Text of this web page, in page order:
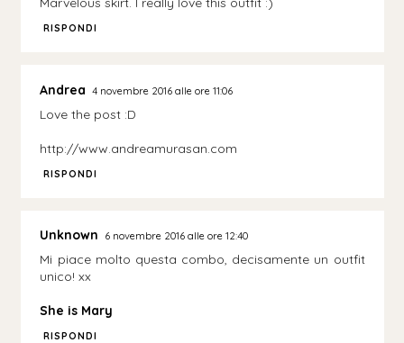
RISPONDI
Andrea 4 novembre 2016 alle ore 11:06
Love the post :D
http://www.andreamurasan.com
RISPONDI
Unknown 6 novembre 2016 alle ore 12:40
Mi piace molto questa combo, decisamente un outfit
unico! xx
She is Mary
RISPONDI